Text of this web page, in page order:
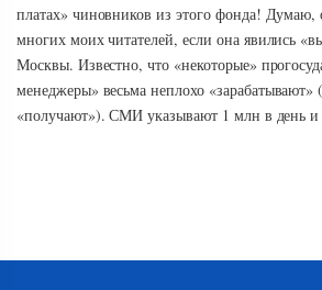
платах» чиновников из этого фонда! Думаю,
многих моих читателей, если она явились
Москвы. Известно, что «некоторые»
менеджеры» весьма неплохо «зарабатывают»
«получают»). СМИ указывают 1 млн в